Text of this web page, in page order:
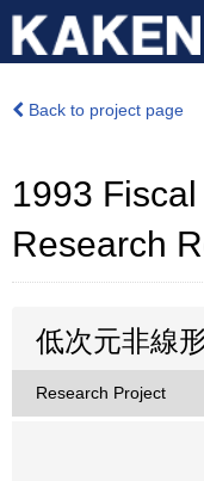
Back to project page
1993
Research
低次元非線
Research Project